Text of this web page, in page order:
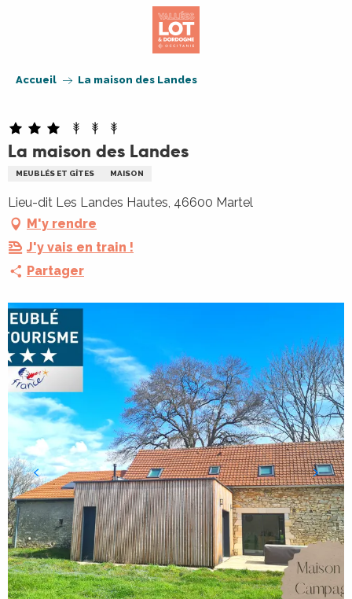
Accueil La maison des Landes
La maison des Landes
MEUBLÉS ET GÎTES MAISON
Lieu-dit Les Landes Hautes, 46600 Martel
M'y rendre
J'y vais en train !
Partager